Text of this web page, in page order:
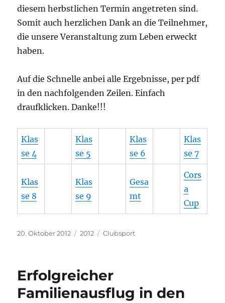
diesem herbstlichen Termin angetreten sind.
Somit auch herzlichen Dank an die Teilnehmer,
die unsere Veranstaltung zum Leben erweckt
haben.
Auf die Schnelle anbei alle Ergebnisse, per pdf
in den nachfolgenden Zeilen. Einfach
draufklicken. Danke!!!
Klas
se 4
Klas
se 5
Klas
se 6
Klas
se 7
Klas
se 8
Klas
se 9
Gesa
mt
Cors
a
Cup
Veröffentlicht
20. Oktober 2012 Kategorien
2012 Schlagwörter
Clubsport
Erfolgreicher
Familienausflug in den